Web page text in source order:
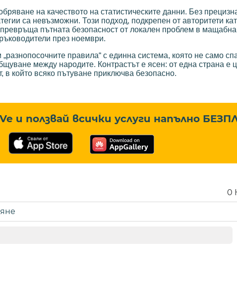
на качеството на статистическите данни. Без
са невъзможни. Този подход, подкрепен от авторитети
пътната безопасност от локален проблем в
през ноември.
правила“ с единна система, която не само
между народите. Контрастът е ясен: от една страна е
в който всяко пътуване приключва безопасно.
и ползвай всички услуги напълно
0